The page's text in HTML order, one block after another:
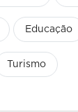
Educação
Turismo